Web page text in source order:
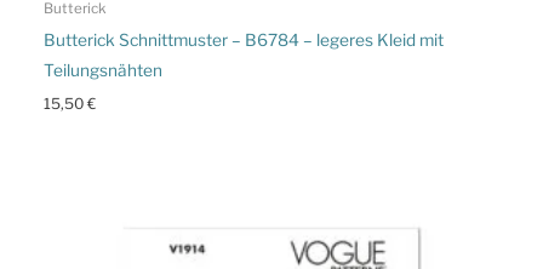
Butterick
Butterick Schnittmuster – B6784 – legeres Kleid mit
Teilungsnähten
15,50€